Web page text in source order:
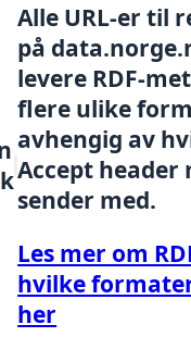
Alle URL-er til
på
levere RDF-
flere ulike
avhengig av
Accept header
sender med.
Les mer om
hvilke
her